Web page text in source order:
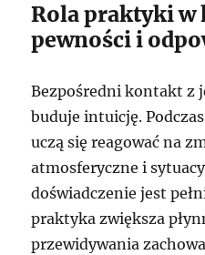
Rola praktyki w
pewności i
Bezpośredni kontakt z
buduje intuicję.
uczą się reagować na
atmosferyczne i
doświadczenie jest
praktyka zwiększa
przewidywania